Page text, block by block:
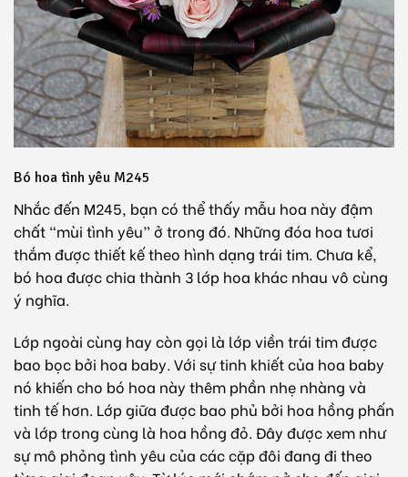
Bó hoa tình yêu M245
Nhắc đến M245, bạn có thể thấy mẫu hoa này đậm
chất “mùi tình yêu” ở trong đó. Những đóa hoa tươi
thắm được thiết kế theo hình dạng trái tim. Chưa kể,
bó hoa được chia thành 3 lớp hoa khác nhau vô cùng
ý nghĩa.
Lớp ngoài cùng hay còn gọi là lớp viền trái tim được
bao bọc bởi hoa baby. Với sự tinh khiết của hoa baby
nó khiến cho bó hoa này thêm phần nhẹ nhàng và
tinh tế hơn. Lớp giữa được bao phủ bởi hoa hồng phấn
và lớp trong cùng là hoa hồng đỏ. Đây được xem như
sự mô phỏng tình yêu của các cặp đôi đang đi theo